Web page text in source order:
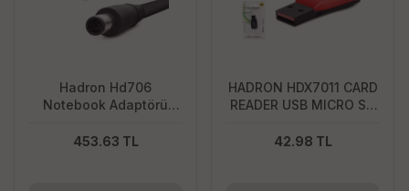
Hadron Hd706
Notebook Adaptörü
İğneli Dell
453.63 TL
HADRON HDX7011 CARD
READER USB MICRO SD
42.98 TL